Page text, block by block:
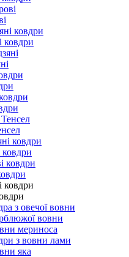
ковдри
ковдри
з овечої вовни
вовни
мериноса
з вовни лами
яка